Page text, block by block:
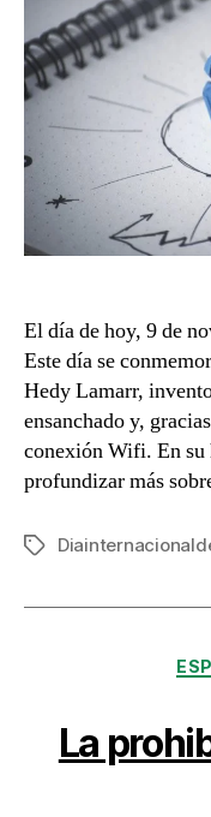
El día de hoy, 9 de
Este día se
Hedy Lamarr,
ensanchado y,
conexión Wifi. En su
profundizar más
Etiquetas
La